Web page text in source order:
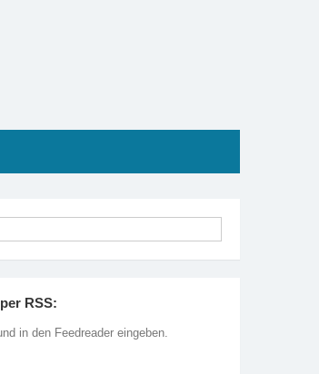
RSS:
in den Feedreader eingeben.